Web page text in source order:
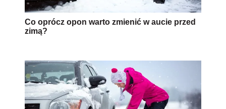
Co oprócz opon warto zmienić w aucie przed
zimą?